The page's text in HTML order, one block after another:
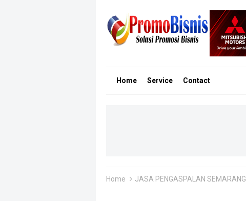
Home Service Contact
Home JASA PENGASPALAN SEMARANG